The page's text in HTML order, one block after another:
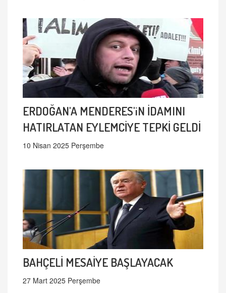
ERDOĞAN'A MENDERES'iN İDAMINI
HATIRLATAN EYLEMCİYE TEPKİ GELDİ
10 Nisan 2025 Perşembe
BAHÇELİ MESAİYE BAŞLAYACAK
27 Mart 2025 Perşembe